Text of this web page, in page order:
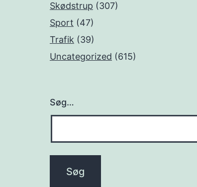
Skødstrup (307)
Sport (47)
Trafik (39)
Uncategorized (615)
Søg…